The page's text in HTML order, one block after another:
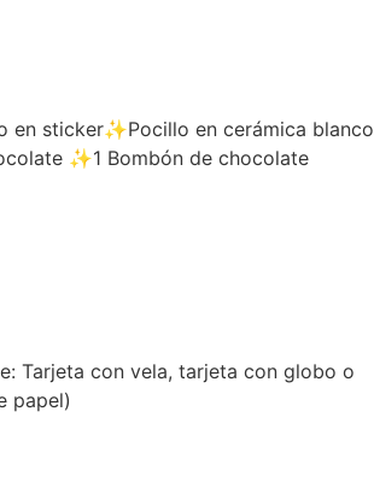
en sticker✨Pocillo en cerámica blanco
✨1 Bombón de chocolate
Tarjeta con vela, tarjeta con globo o
papel)